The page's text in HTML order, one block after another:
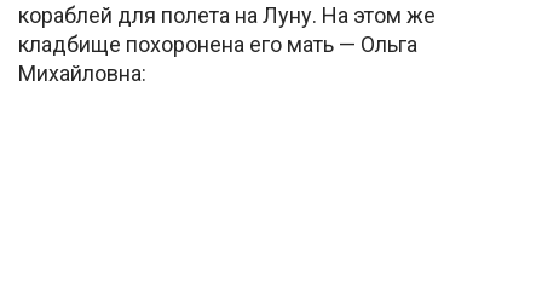
кораблей для полета на Луну. На этом же
кладбище похоронена его мать — Ольга
Михайловна: